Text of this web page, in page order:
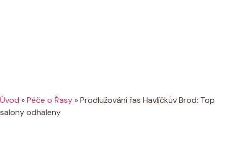
Úvod »Péče o Řasy »Prodlužování řas Havlíčkův Brod: Top
salony odhaleny